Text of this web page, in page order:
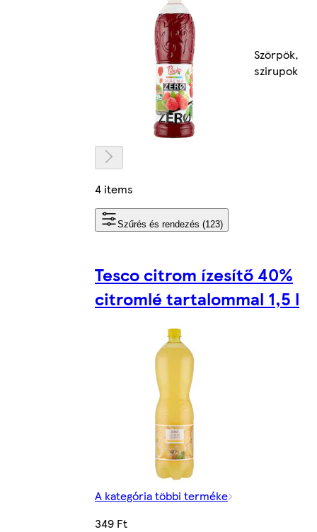
Szörpök,
szirupok
4 items
Szűrés és rendezés (123)
Tesco citrom ízesítő 40%
citromlé tartalommal 1,5 l
A kategória többi terméke
349 Ft